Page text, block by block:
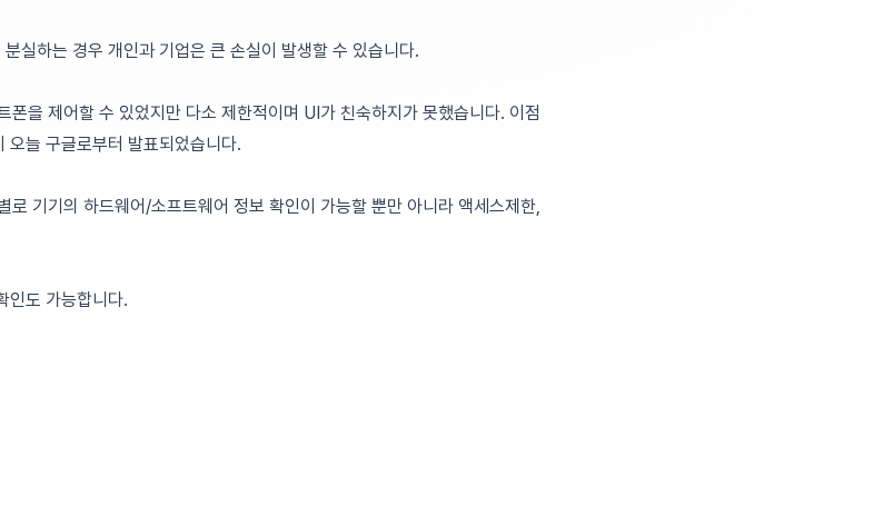
실하는 경우 개인과 기업은 큰 손실이 발생할 수 있습니다.
폰을 제어할 수 있었지만 다소 제한적이며 UI가 친숙하지가 못했습니다. 이점
오늘 구글로부터 발표되었습니다.
로 기기의 하드웨어/소프트웨어 정보 확인이 가능할 뿐만 아니라 액세스제한,
인도 가능합니다.